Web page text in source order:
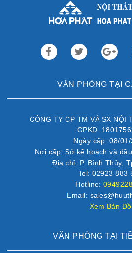
VĂN PHÒNG TẠI
CÔNG TY CP TM VÀ SX NỘI
GPKD:
Ngày cấp: 08/
Nơi cấp: Sở kế hoạch và
Địa chỉ: P. Bình Thủy,
Tel: 02923 883
Hotline:
Email:
Xem Bản Đồ
VĂN PHÒNG TẠI